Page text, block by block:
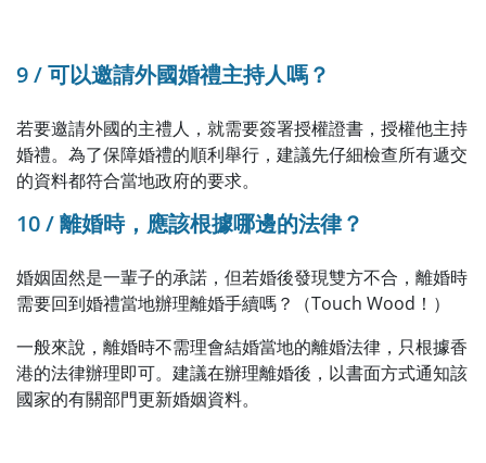
9 / 可以邀請外國婚禮主持人嗎？
若要邀請外國的主禮人，就需要簽署授權證書，授權他主持
婚禮。為了保障婚禮的順利舉行，建議先仔細檢查所有遞交
的資料都符合當地政府的要求。
10 / 離婚時，應該根據哪邊的法律？
婚姻固然是一輩子的承諾，但若婚後發現雙方不合，離婚時
需要回到婚禮當地辦理離婚手續嗎？（Touch Wood！）
一般來說，離婚時不需理會結婚當地的離婚法律，只根據香
港的法律辦理即可。建議在辦理離婚後，以書面方式通知該
國家的有關部門更新婚姻資料。